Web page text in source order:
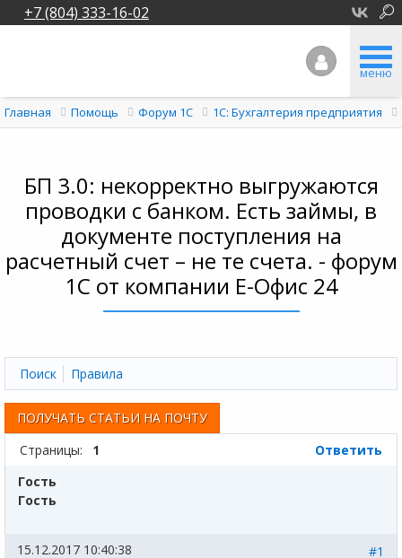
+7 (804) 333-16-02
меню
Главная Помощь Форум 1C 1С: Бухгалтерия предприятия
БП 3.0: некорректно выгружаются
проводки с банком. Есть займы, в
документе поступления на
расчетный счет – не те счета. - форум
1С от компании Е-Офис 24
Поиск Правила
ПОЛУЧАТЬ СТАТЬИ НА ПОЧТУ
Страницы:
1
Ответить
Гость
Гость
#1
15.12.2017 10:40:38